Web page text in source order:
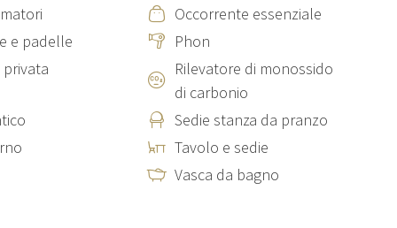
bagno con vasca e un refettorio.
troviamo: un bagno con doccia, una camera matrimoniale e
il riscaldamento); Internet Wifi; manutenzione casa,
Occorrente essenziale
e padelle
Phon
privata
Rilevatore di monossido
di carbonio
Sedie stanza da pranzo
Tavolo e sedie
Vasca da bagno